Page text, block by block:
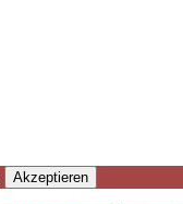
Akzeptieren